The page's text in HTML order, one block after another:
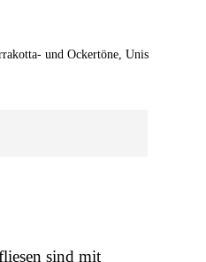
und Ockertöne, Unis
sind mit